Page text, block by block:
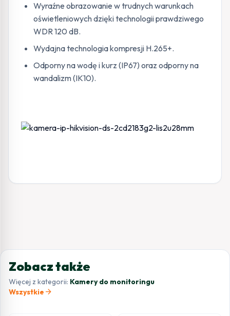
Wyraźne obrazowanie w trudnych warunkach
oświetleniowych dzięki technologii prawdziwego
WDR 120 dB.
Wydajna technologia kompresji H.265+.
Odporny na wodę i kurz (IP67) oraz odporny na
wandalizm (IK10).
Zobacz także
Więcej z kategorii: Kamery do monitoringu
Wszystkie arrow_forward